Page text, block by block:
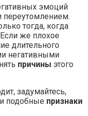
эмоций
переутомлением.
тогда, когда
же плохое
длительного
негативными
причины этого
задумайтесь,
подобные признаки